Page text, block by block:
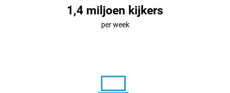
1,4 miljoen kijkers
per week